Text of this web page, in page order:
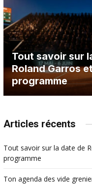
Tout savoir sur
Roland Garros
programme
Articles récents
Tout savoir sur la date de
programme
Ton agenda des vide